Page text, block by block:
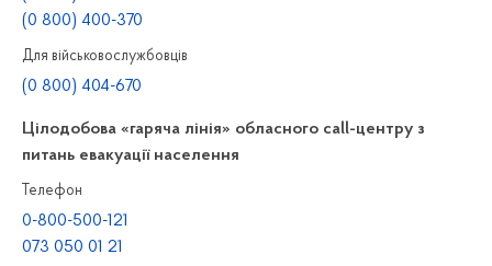
(0 800) 400-370
Для військовослужбовців
(0 800) 404-670
Цілодобова «гаряча лінія» обласного call-центру з
питань евакуації населення
Телефон
0-800-500-121
073 050 01 21